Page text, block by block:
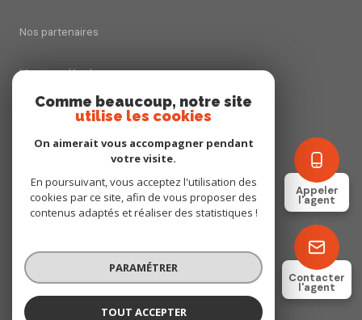
Appeler
l'agent
Contacter
l'agent
Nos partenaires
Mentions légales
Cookies
© 2026 | Tous droits réservés
Réalisé par
Comme beaucoup, notre site
utilise les cookies
On aimerait vous accompagner pendant
votre visite.
En poursuivant, vous acceptez l'utilisation des
cookies par ce site, afin de vous proposer des
contenus adaptés et réaliser des statistiques !
PARAMÉTRER
TOUT ACCEPTER